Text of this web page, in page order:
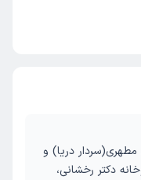
مطهری(سردار دریا) و
داروخانه دکتر رخشانی،